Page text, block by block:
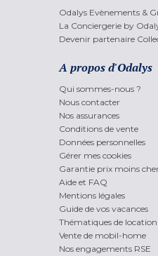
Odalys Evènements &
La Conciergerie by
Devenir partenaire
A propos d'Odalys
Qui sommes-nous ?
Nous contacter
Nos assurances
Conditions de vente
Données personnelles
Gérer mes cookies
Garantie prix moins
Aide et FAQ
Mentions légales
Guide de vos vacances
Thématiques de
Vente de mobil-home
Nos engagements RSE